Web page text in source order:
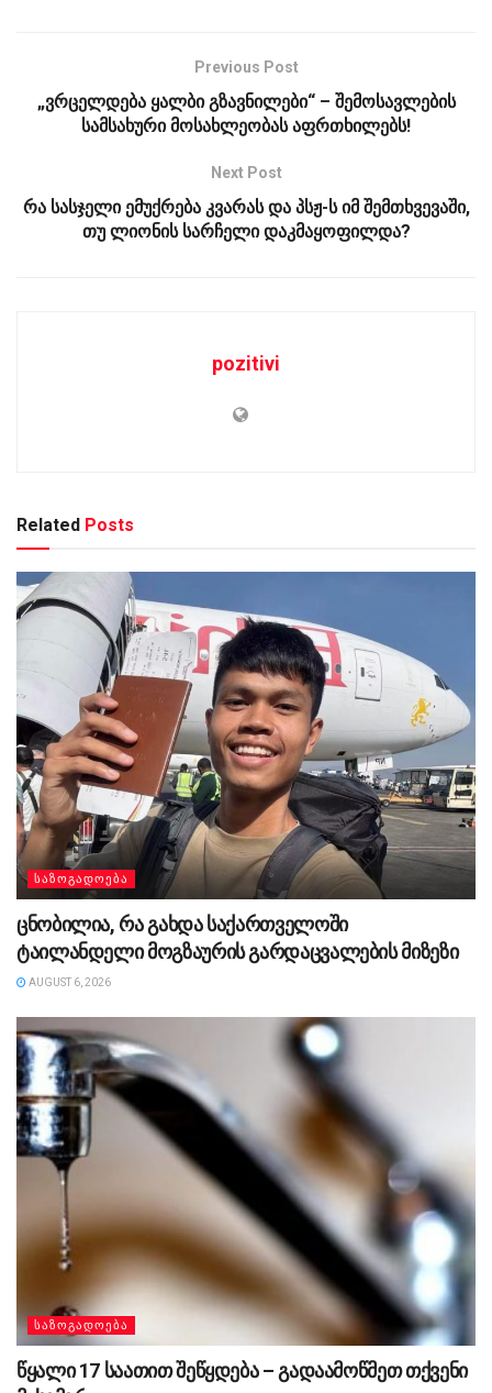
Previous Post
„ვრცელდება ყალბი გზავნილები“ – შემოსავლების
სამსახური მოსახლეობას აფრთხილებს!
Next Post
რა სასჯელი ემუქრება კვარას და პსჟ-ს იმ შემთხვევაში,
თუ ლიონის სარჩელი დაკმაყოფილდა?
pozitivi
Related Posts
ᲡᲐᲖᲝᲒᲐᲓᲝᲔᲑᲐ
ცნობილია, რა გახდა საქართველოში
ტაილანდელი მოგზაურის გარდაცვალების მიზეზი
AUGUST 6, 2026
ᲡᲐᲖᲝᲒᲐᲓᲝᲔᲑᲐ
წყალი 17 საათით შეწყდება – გადაამოწმეთ თქვენი